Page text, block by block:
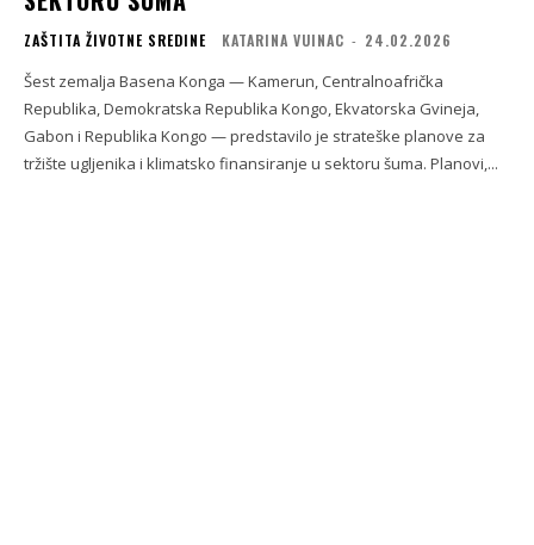
ZAŠTITA ŽIVOTNE SREDINE KATARINA VUINAC - 24.02.2026
Šest zemalja Basena Konga — Kamerun, Centralnoafrička
Republika, Demokratska Republika Kongo, Ekvatorska Gvineja,
Gabon i Republika Kongo — predstavilo je strateške planove za
tržište ugljenika i klimatsko finansiranje u sektoru šuma. Planovi,...